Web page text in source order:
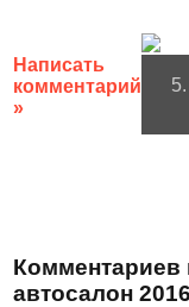
Написать
комментарий
»
5.
Комментариев
автосалон